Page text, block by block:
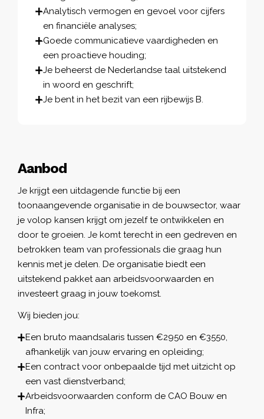
Aanbod
Je krijgt een uitdagende functie bij een
toonaangevende organisatie in de bouwsector, waar
je volop kansen krijgt om jezelf te ontwikkelen en
door te groeien. Je komt terecht in een gedreven en
betrokken team van professionals die graag hun
kennis met je delen. De organisatie biedt een
uitstekend pakket aan arbeidsvoorwaarden en
investeert graag in jouw toekomst.
Wij bieden jou:
Een bruto maandsalaris tussen €2950 en €3550,
afhankelijk van jouw ervaring en opleiding;
Een contract voor onbepaalde tijd met uitzicht op
een vast dienstverband;
Arbeidsvoorwaarden conform de CAO Bouw en
Infra;
Analytisch vermogen en gevoel voor cijfers
en financiële analyses;
Goede communicatieve vaardigheden en
een proactieve houding;
Je beheerst de Nederlandse taal uitstekend
in woord en geschrift;
Je bent in het bezit van een rijbewijs B.